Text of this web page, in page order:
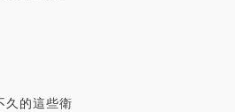
久的這些衛